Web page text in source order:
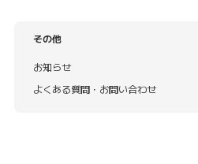
その他
お知らせ
よくある質問・お問い合わせ